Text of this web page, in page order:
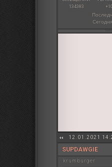
134383
12.01.2021
SUPDAWGIE
krumburger